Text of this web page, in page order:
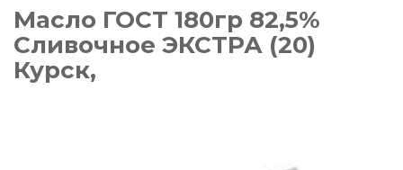
Масло ГОСТ 180гр 82,5%
Сливочное ЭКСТРА (20)
Курск,